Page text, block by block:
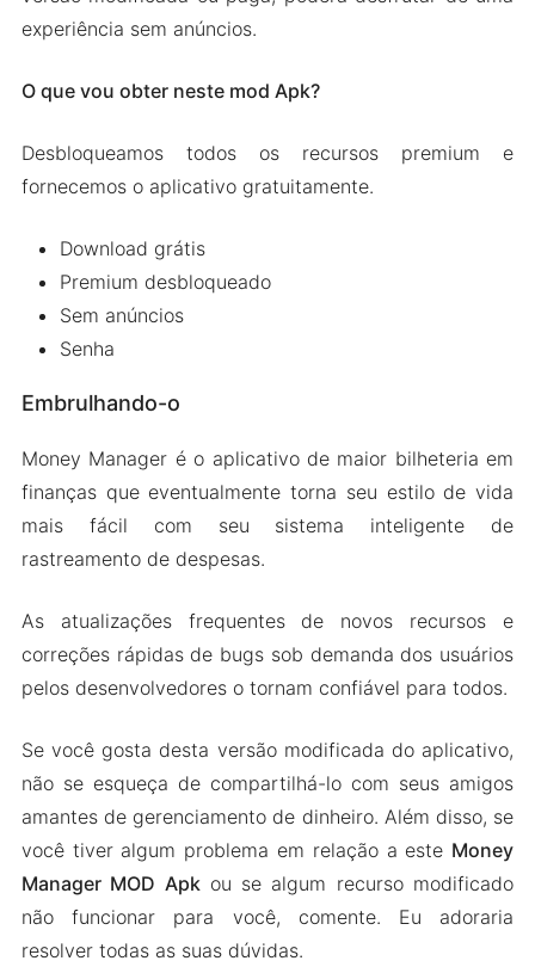
experiência sem anúncios.
O que vou obter neste mod Apk?
Desbloqueamos todos os recursos premium e
fornecemos o aplicativo gratuitamente.
Download grátis
Premium desbloqueado
Sem anúncios
Senha
Embrulhando-o
Money Manager é o aplicativo de maior bilheteria em
finanças que eventualmente torna seu estilo de vida
mais fácil com seu sistema inteligente de
rastreamento de despesas.
As atualizações frequentes de novos recursos e
correções rápidas de bugs sob demanda dos usuários
pelos desenvolvedores o tornam confiável para todos.
Se você gosta desta versão modificada do aplicativo,
não se esqueça de compartilhá-lo com seus amigos
amantes de gerenciamento de dinheiro. Além disso, se
você tiver algum problema em relação a este Money
Manager MOD Apkou se algum recurso modificado
não funcionar para você, comente. Eu adoraria
resolver todas as suas dúvidas.